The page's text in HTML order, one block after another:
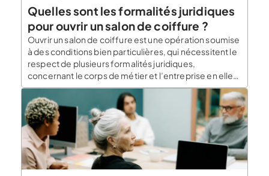
Quelles sont les formalités juridiques
pour ouvrir un salon de coiffure ?
Ouvrir un salon de coiffure est une opération soumise
à des conditions bien particulières, qui nécessitent le
respect de plusieurs formalités juridiques,
concernant le corps de métier et l’entreprise en elle-
même. En effet, la loi impose plusieurs conditions
liées à l’exercice de l’activité de coiffure, comme
l’obtention d’un diplôme. Il est également nécessaire
d’avoir un […]